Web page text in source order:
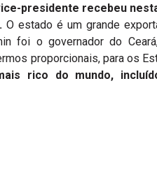
presidente recebeu
O estado é um grande
foi o governador do
proporcionais, para os
rico do mundo,